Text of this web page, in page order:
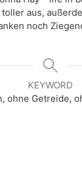
aus,
noch
KEYWORD
ohne Getreide,